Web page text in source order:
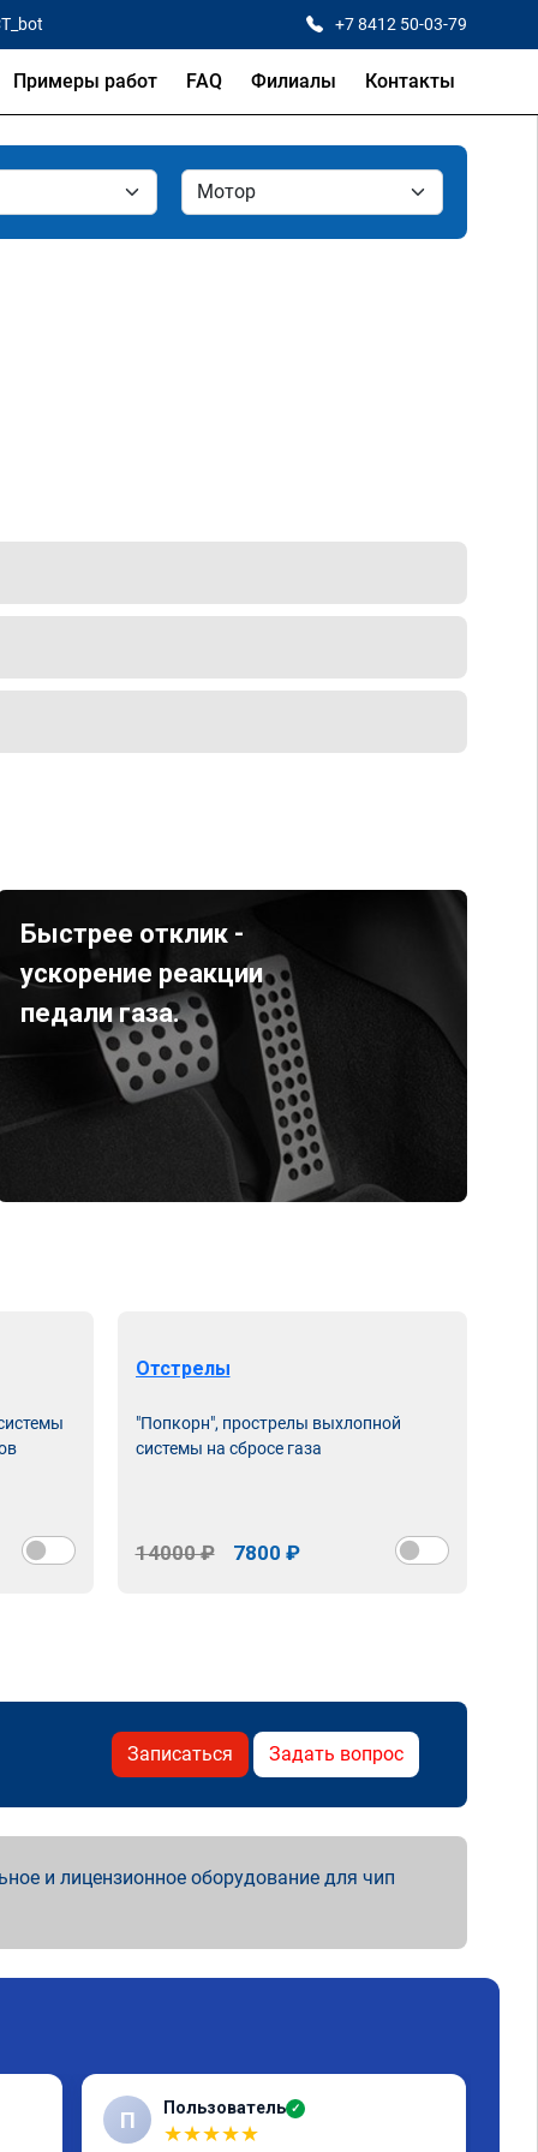
+7 8412 50-03-79
Примеры работ FAQ Филиалы Контакты
Быстрее отклик -
ускорение реакции
педали газа.
Отстрелы
"Попкорн", прострелы выхлопной
системы на сбросе газа
14000 ₽ 7800 ₽
Записаться Задать вопрос
и лицензионное оборудование для чип
П Пользователь ✓
★★★★★